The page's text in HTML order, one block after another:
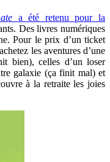
a été retenu pour la
Des livres numériques
Pour le prix d’un ticket
les aventures d’une
bien), celles d’un loser
galaxie (ça finit mal) et
à la retraite les joies